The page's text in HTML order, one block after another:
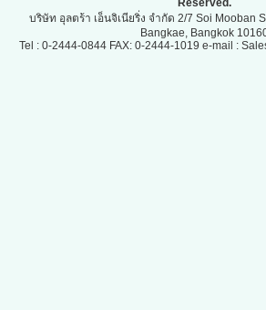
Reserved.
บริษัท อุลตร้า เอ็นจิเนียริ่ง จำกัด 2/7 Soi Mooban
Bangkae, Bangkok
Tel : 0-2444-0844 FAX: 0-2444-1019 e-mail :